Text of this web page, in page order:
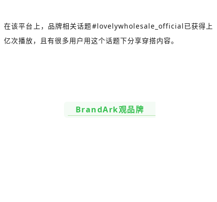
在该平台上，品牌相关话题#lovelywholesale_official已获得上
亿次播放，且有很多用户用这个话题下分享穿搭内容。
BrandArk观品牌